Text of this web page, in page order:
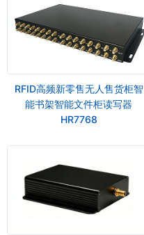
RFID高频新零售无人售货柜智
能书架智能文件柜读写器
HR7768